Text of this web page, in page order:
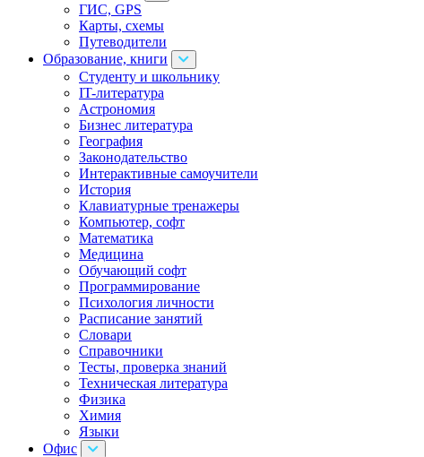
ГИС, GPS
Карты, схемы
Путеводители
Образование, книги
Cтуденту и школьнику
IT-литература
Астрономия
Бизнес литература
География
Законодательство
Интерактивные самоучители
История
Клавиатурные тренажеры
Компьютер, софт
Математика
Медицина
Обучающий софт
Программирование
Психология личности
Расписание занятий
Словари
Справочники
Тесты, проверка знаний
Техническая литература
Физика
Химия
Языки
Офис